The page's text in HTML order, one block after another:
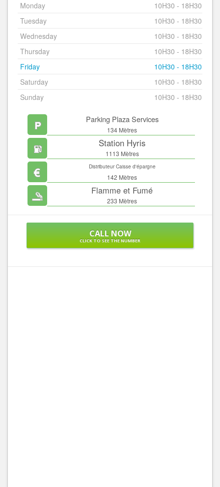
Monday
10H30 - 18H30
Tuesday
10H30 - 18H30
Wednesday
10H30 - 18H30
Thursday
10H30 - 18H30
Friday
10H30 - 18H30
Saturday
10H30 - 18H30
Sunday
10H30 - 18H30
Parking Plaza Services
134 Mètres
Station Hyris
1113 Mètres
Distributeur Caisse d'épargne
142 Mètres
Flamme et Fumé
233 Mètres
CALL NOW
CLICK TO SEE THE NUMBER